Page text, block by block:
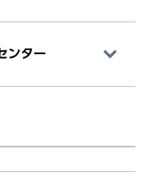
ンター